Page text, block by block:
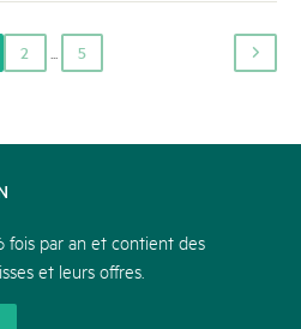
2 5
fois par an et contient des
et leurs offres.